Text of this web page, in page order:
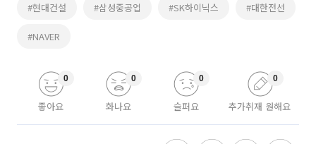
#현대건설 #삼성중공업 #SK하이닉스 #대한전선
#NAVER
좋아요
0
화나요
0
슬퍼요
0
추가취재 원해요
0